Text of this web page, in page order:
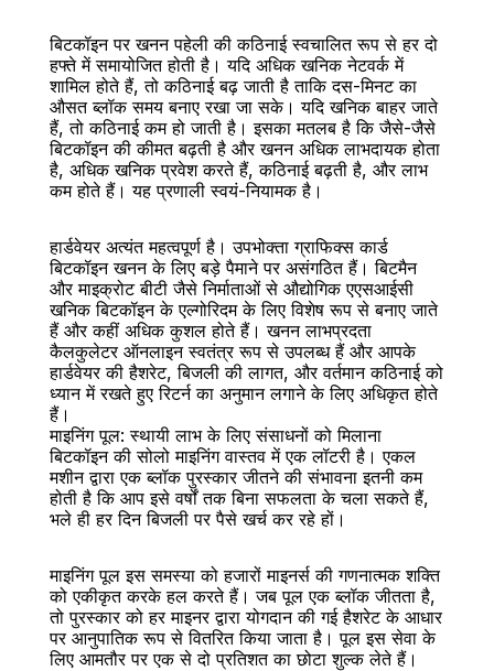
बिटकॉइन पर खनन पहेली की कठिनाई स्वचालित रूप से हर दो
हफ्ते में समायोजित होती है। यदि अधिक खनिक नेटवर्क में
शामिल होते हैं, तो कठिनाई बढ़ जाती है ताकि दस-मिनट का
औसत ब्लॉक समय बनाए रखा जा सके। यदि खनिक बाहर जाते
हैं, तो कठिनाई कम हो जाती है। इसका मतलब है कि जैसे-जैसे
बिटकॉइन की कीमत बढ़ती है और खनन अधिक लाभदायक होता
है, अधिक खनिक प्रवेश करते हैं, कठिनाई बढ़ती है, और लाभ
कम होते हैं। यह प्रणाली स्वयं-नियामक है।
हार्डवेयर अत्यंत महत्वपूर्ण है। उपभोक्ता ग्राफिक्स कार्ड
बिटकॉइन खनन के लिए बड़े पैमाने पर असंगठित हैं। बिटमैन
और माइक्रोट बीटी जैसे निर्माताओं से औद्योगिक एएसआईसी
खनिक बिटकॉइन के एल्गोरिदम के लिए विशेष रूप से बनाए जाते
हैं और कहीं अधिक कुशल होते हैं। खनन लाभप्रदता
कैलकुलेटर ऑनलाइन स्वतंत्र रूप से उपलब्ध हैं और आपके
हार्डवेयर की हैशरेट, बिजली की लागत, और वर्तमान कठिनाई को
ध्यान में रखते हुए रिटर्न का अनुमान लगाने के लिए अधिकृत होते
हैं।
माइनिंग पूल: स्थायी लाभ के लिए संसाधनों को मिलाना
बिटकॉइन की सोलो माइनिंग वास्तव में एक लॉटरी है। एकल
मशीन द्वारा एक ब्लॉक पुरस्कार जीतने की संभावना इतनी कम
होती है कि आप इसे वर्षों तक बिना सफलता के चला सकते हैं,
भले ही हर दिन बिजली पर पैसे खर्च कर रहे हों।
माइनिंग पूल इस समस्या को हजारों माइनर्स की गणनात्मक शक्ति
को एकीकृत करके हल करते हैं। जब पूल एक ब्लॉक जीतता है,
तो पुरस्कार को हर माइनर द्वारा योगदान की गई हैशरेट के आधार
पर आनुपातिक रूप से वितरित किया जाता है। पूल इस सेवा के
लिए आमतौर पर एक से दो प्रतिशत का छोटा शुल्क लेते हैं।